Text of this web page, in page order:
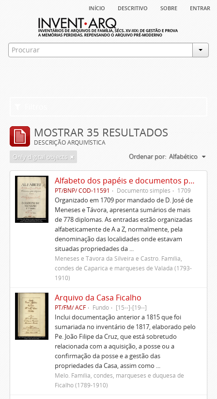
início descritivo sobre entrar
MOSTRAR 35 RESULTADOS
DESCRIÇÃO ARQUIVÍSTICA
Only digital objects Ordenar por: Alfabético
Alfabeto dos papéis e documentos pertencentes à Casa de D. José de Meneses e Távora
PT/BNP/ COD-11591 Documento simples 1709
Organizado em 1709 por mandado de D. José de
Meneses e Távora, apresenta sumários de mais
de 778 diplomas. As entradas estão organizadas
alfabeticamente de A a Z, normalmente, pela
denominação das localidades onde estavam
situadas propriedades da ...
Meneses e Távora da Silveira e Castro. Família,
condes de Caparica e marqueses de Valada (1793-
1910)
Arquivo da Casa Ficalho
PT/FM/ ACF Fundo [15--]-[19--]
Inclui documentação anterior a 1815 que foi
sumariada no inventário de 1817, elaborado pelo
Pe. João Filipe da Cruz, que está sobretudo
relacionada com a aquisição, a posse ou a
confirmação da posse e a gestão das
propriedades da Casa, assim como ...
Melo. Família, condes, marqueses e duquesa de
Ficalho (1789-1910)